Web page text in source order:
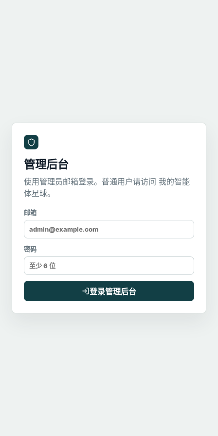
管理后台
使用管理员邮箱登录。普通用户请访问 我的智能
体星球。
邮箱
密码
登录管理后台